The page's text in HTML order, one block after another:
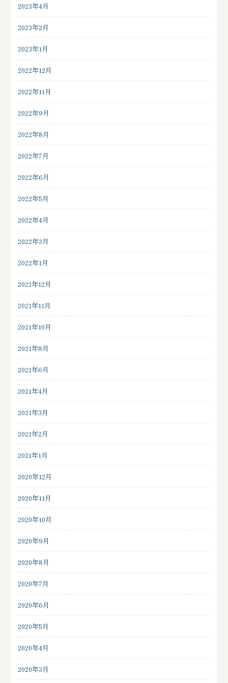
2023年4月
2023年2月
2023年1月
2022年12月
2022年11月
2022年9月
2022年8月
2022年7月
2022年6月
2022年5月
2022年4月
2022年3月
2022年1月
2021年12月
2021年11月
2021年10月
2021年8月
2021年6月
2021年4月
2021年3月
2021年2月
2021年1月
2020年12月
2020年11月
2020年10月
2020年9月
2020年8月
2020年7月
2020年6月
2020年5月
2020年4月
2020年3月